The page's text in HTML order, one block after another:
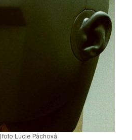
foto: Lucie Páchová